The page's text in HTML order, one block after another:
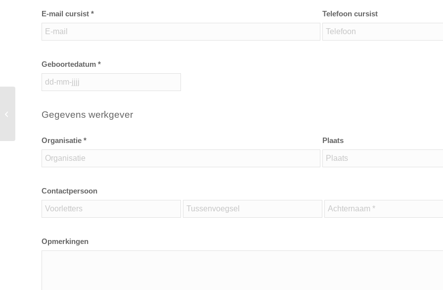
E-mail cursist * Telefoon cursist
Geboortedatum *
Gegevens werkgever
Organisatie * Plaats
Contactpersoon
Opmerkingen
Praktijkdag BHV basis